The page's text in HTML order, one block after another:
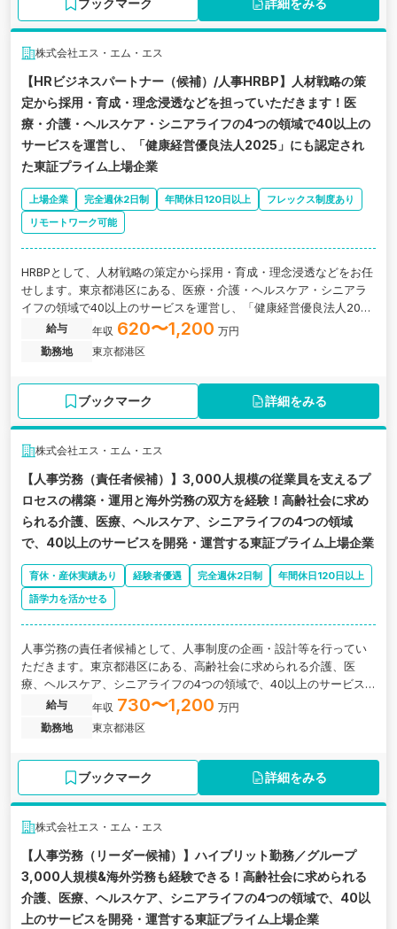
ブックマーク 詳細をみる
株式会社エス・エム・エス
【HRビジネスパートナー（候補）/人事HRBP】人材戦略の策
定から採用・育成・理念浸透などを担っていただきます！医
療・介護・ヘルスケア・シニアライフの4つの領域で40以上の
サービスを運営し、「健康経営優良法人2025」にも認定され
た東証プライム上場企業
上場企業 完全週休2日制 年間休日120日以上
フレックス制度あり
リモートワーク可能
HRBPとして、人材戦略の策定から採用・育成・理念浸透などをお任
せします。東京都港区にある、医療・介護・ヘルスケア・シニアラ
イフの領域で40以上のサービスを運営し、「健康経営優良法人202
5」にも認定されたプライム上場企業の求人です。
給与 年収 620〜1,200 万円
勤務地
東京都港区
ブックマーク 詳細をみる
株式会社エス・エム・エス
【人事労務（責任者候補）】3,000人規模の従業員を支えるプ
ロセスの構築・運用と海外労務の双方を経験！高齢社会に求め
られる介護、医療、ヘルスケア、シニアライフの4つの領域
で、40以上のサービスを開発・運営する東証プライム上場企業
育休・産休実績あり 経験者優遇 完全週休2日制
年間休日120日以上
語学力を活かせる
人事労務の責任者候補として、人事制度の企画・設計等を行ってい
ただきます。東京都港区にある、高齢社会に求められる介護、医
療、ヘルスケア、シニアライフの4つの領域で、40以上のサービス
を開発・運営する東証プライム上場企業の求人です。
給与 年収 730〜1,200 万円
勤務地
東京都港区
ブックマーク 詳細をみる
株式会社エス・エム・エス
【人事労務（リーダー候補）】ハイブリット勤務／グループ
3,000人規模&海外労務も経験できる！高齢社会に求められる
介護、医療、ヘルスケア、シニアライフの4つの領域で、40以
上のサービスを開発・運営する東証プライム上場企業